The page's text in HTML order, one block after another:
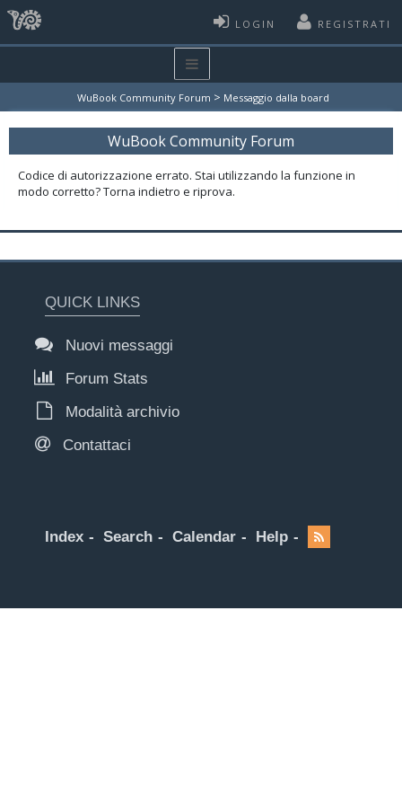
LOGIN REGISTRATI
WuBook Community Forum > Messaggio dalla board
WuBook Community Forum
Codice di autorizzazione errato. Stai utilizzando la funzione in
modo corretto? Torna indietro e riprova.
QUICK LINKS
Nuovi messaggi
Forum Stats
Modalità archivio
Contattaci
Index Search Calendar Help